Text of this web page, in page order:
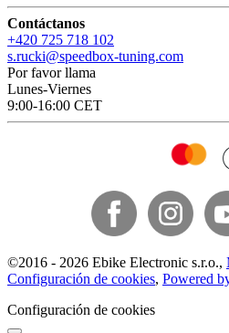
Contáctanos
+420 725 718 102
s.rucki@speedbox-tuning.com
Por favor llama
Lunes-Viernes
9:00-16:00 CET
©2016 - 2026 Ebike Electronic s.r.o.,
Configuración de cookies, Powered
Configuración de cookies